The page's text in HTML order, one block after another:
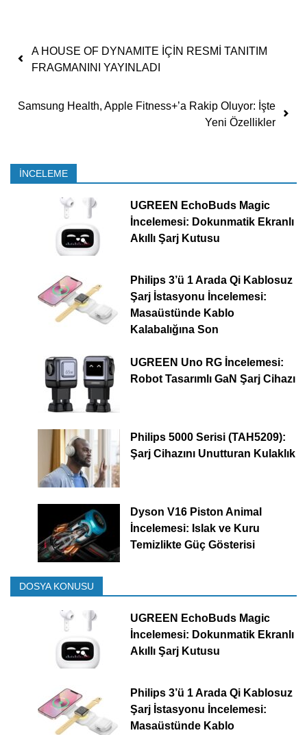
Yazı dolaşımı
A HOUSE OF DYNAMITE İÇİN RESMİ TANITIM
FRAGMANINI YAYINLADI
Samsung Health, Apple Fitness+’a Rakip Oluyor: İşte
Yeni Özellikler
İNCELEME
UGREEN EchoBuds Magic
İncelemesi: Dokunmatik Ekranlı
Akıllı Şarj Kutusu
Philips 3’ü 1 Arada Qi Kablosuz
Şarj İstasyonu İncelemesi:
Masaüstünde Kablo
Kalabalığına Son
UGREEN Uno RG İncelemesi:
Robot Tasarımlı GaN Şarj Cihazı
Philips 5000 Serisi (TAH5209):
Şarj Cihazını Unutturan Kulaklık
Dyson V16 Piston Animal
İncelemesi: Islak ve Kuru
Temizlikte Güç Gösterisi
DOSYA KONUSU
UGREEN EchoBuds Magic
İncelemesi: Dokunmatik Ekranlı
Akıllı Şarj Kutusu
Philips 3’ü 1 Arada Qi Kablosuz
Şarj İstasyonu İncelemesi:
Masaüstünde Kablo